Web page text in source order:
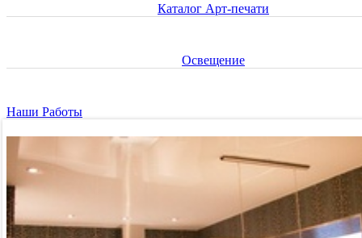
Каталог Арт-печати
Освещение
Наши Работы